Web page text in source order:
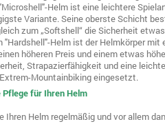
Helm ist eine leichtere
Variante. Seine oberste Schicht
zum „Softshell“ die Sicherheit
"Hardshell"-Helm ist der Helmkörper
höheren Preis und einem etwas
Strapazierfähigkeit und eine
Mountainbiking eingesetzt.
Pflege für Ihren Helm
Ihren Helm regelmäßig und vor allem